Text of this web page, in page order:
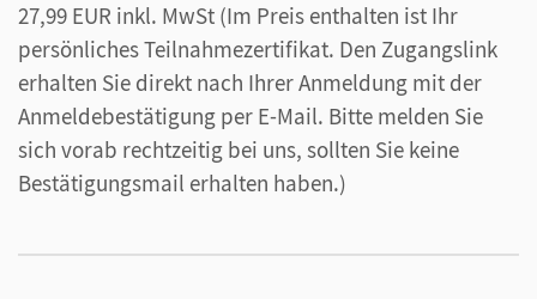
27,99 EUR inkl. MwSt (Im Preis enthalten ist Ihr
persönliches Teilnahmezertifikat. Den Zugangslink
erhalten Sie direkt nach Ihrer Anmeldung mit der
Anmeldebestätigung per E-Mail. Bitte melden Sie
sich vorab rechtzeitig bei uns, sollten Sie keine
Bestätigungsmail erhalten haben.)